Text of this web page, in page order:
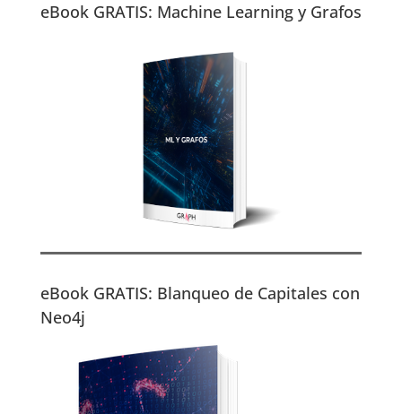
eBook GRATIS: Machine Learning y Grafos
eBook GRATIS: Blanqueo de Capitales con
Neo4j